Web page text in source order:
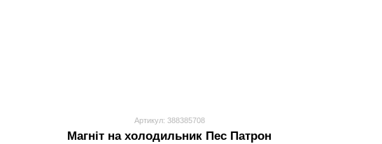
Артикул: 388385708
Магніт на холодильник Пес Патрон